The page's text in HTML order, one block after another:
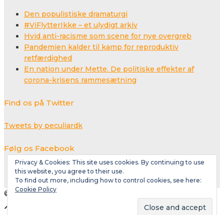
Den populistiske dramaturgi
#ViFlytterIkke – et ulydigt arkiv
Hvid anti-racisme som scene for nye overgreb
Pandemien kalder til kamp for reproduktiv
retfærdighed
En nation under Mette. De politiske effekter af
corona-krisens rammesætning
Find os på Twitter
Tweets by peculiardk
Følg os Facebook
© Copyright 2018
Privacy & Cookies: This site uses cookies. By continuing to use
this website, you agree to their use.
To find out more, including how to control cookies, see here:
Cookie Policy